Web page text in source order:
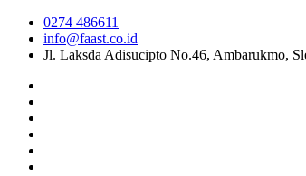
0274 486611
info@faast.co.id
Jl. Laksda Adisucipto No.46, Ambarukmo,